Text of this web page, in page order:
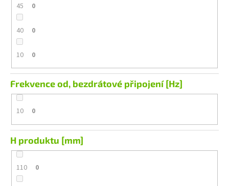
45 0
40 0
10 0
Frekvence od, bezdrátové připojení [Hz]
10 0
H produktu [mm]
110 0